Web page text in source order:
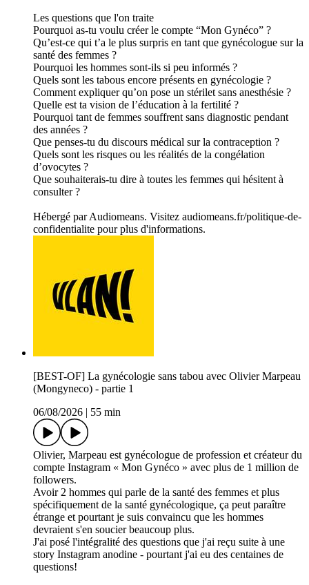
Les questions que l'on traite
Pourquoi as-tu voulu créer le compte “Mon Gynéco” ?
Qu’est-ce qui t’a le plus surpris en tant que gynécologue sur la
santé des femmes ?
Pourquoi les hommes sont-ils si peu informés ?
Quels sont les tabous encore présents en gynécologie ?
Comment expliquer qu’on pose un stérilet sans anesthésie ?
Quelle est ta vision de l’éducation à la fertilité ?
Pourquoi tant de femmes souffrent sans diagnostic pendant
des années ?
Que penses-tu du discours médical sur la contraception ?
Quels sont les risques ou les réalités de la congélation
d’ovocytes ?
Que souhaiterais-tu dire à toutes les femmes qui hésitent à
consulter ?
Hébergé par Audiomeans. Visitez audiomeans.fr/politique-de-
confidentialite pour plus d'informations.
[BEST-OF] La gynécologie sans tabou avec Olivier Marpeau
(Mongyneco) - partie 1
06/08/2026
55 min
Olivier, Marpeau est gynécologue de profession et créateur du
compte Instagram « Mon Gynéco » avec plus de 1 million de
followers.
Avoir 2 hommes qui parle de la santé des femmes et plus
spécifiquement de la santé gynécologique, ça peut paraître
étrange et pourtant je suis convaincu que les hommes
devraient s'en soucier beaucoup plus.
J'ai posé l'intégralité des questions que j'ai reçu suite à une
story Instagram anodine - pourtant j'ai eu des centaines de
questions!